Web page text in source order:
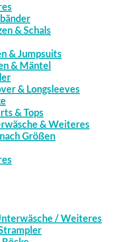
& Schals
& Jumpsuits
& Mäntel
& Longsleeves
& Tops
& Weiteres
Größen
/ Weiteres